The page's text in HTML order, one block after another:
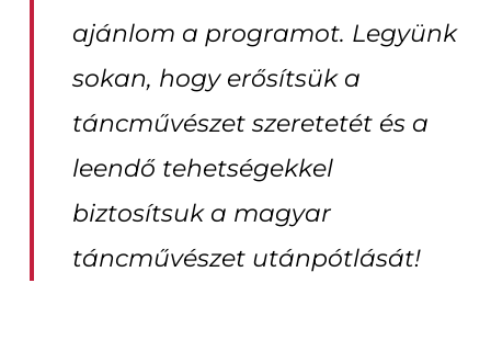
ajánlom a programot. Legyünk
sokan, hogy erősítsük a
táncművészet szeretetét és a
leendő tehetségekkel
biztosítsuk a magyar
táncművészet utánpótlását!